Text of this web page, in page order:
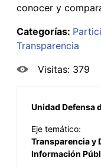
conocer y
Categorías:
Transparencia
Visitas: 379
Unidad Defensa
Eje temático:
Transparencia y
Información